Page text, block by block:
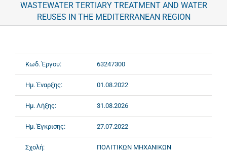
WASTEWATER TERTIARY TREATMENT AND WATER
REUSES IN THE MEDITERRANEAN REGION
Κωδ. Έργου: 63247300
Ημ. Έναρξης: 01.08.2022
Ημ. Λήξης: 31.08.2026
Ημ. Έγκρισης: 27.07.2022
Σχολή: ΠΟΛΙΤΙΚΩΝ ΜΗΧΑΝΙΚΩΝ